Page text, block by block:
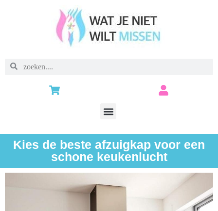
Kies de beste afzuigkap voor een
schone keukenlucht